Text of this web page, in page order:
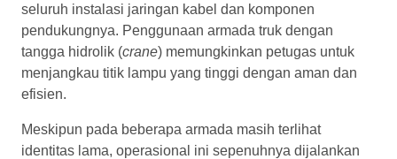
seluruh instalasi jaringan kabel dan komponen
pendukungnya. Penggunaan armada truk dengan
tangga hidrolik (crane) memungkinkan petugas untuk
menjangkau titik lampu yang tinggi dengan aman dan
efisien.
Meskipun pada beberapa armada masih terlihat
identitas lama, operasional ini sepenuhnya dijalankan